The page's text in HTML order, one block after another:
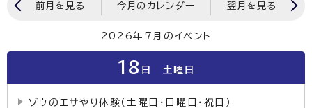
前月を見る 今月のカレンダー 翌月を見る
2026年7月のイベント
18 日 土曜日
ゾウのエサやり体験（土曜日・日曜日・祝日）